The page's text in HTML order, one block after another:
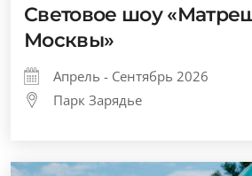
Световое шоу
Москвы»
Апрель - Сентябрь 2026
Парк Зарядье